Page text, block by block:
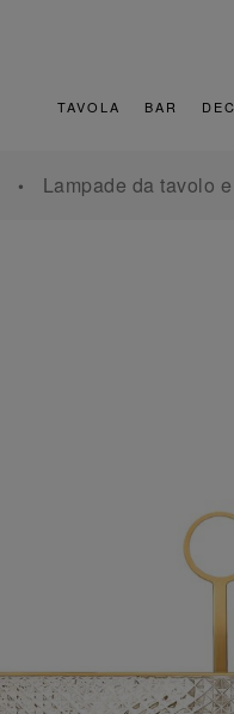
TAVOLA BAR
Lampade da tavolo